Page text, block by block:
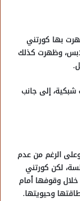
بها كورتني
وظهرت كذلك
إلى جانب
الرغم من عدم
لكن كورتني
خلال وقوفها أمام
وحيويتها.